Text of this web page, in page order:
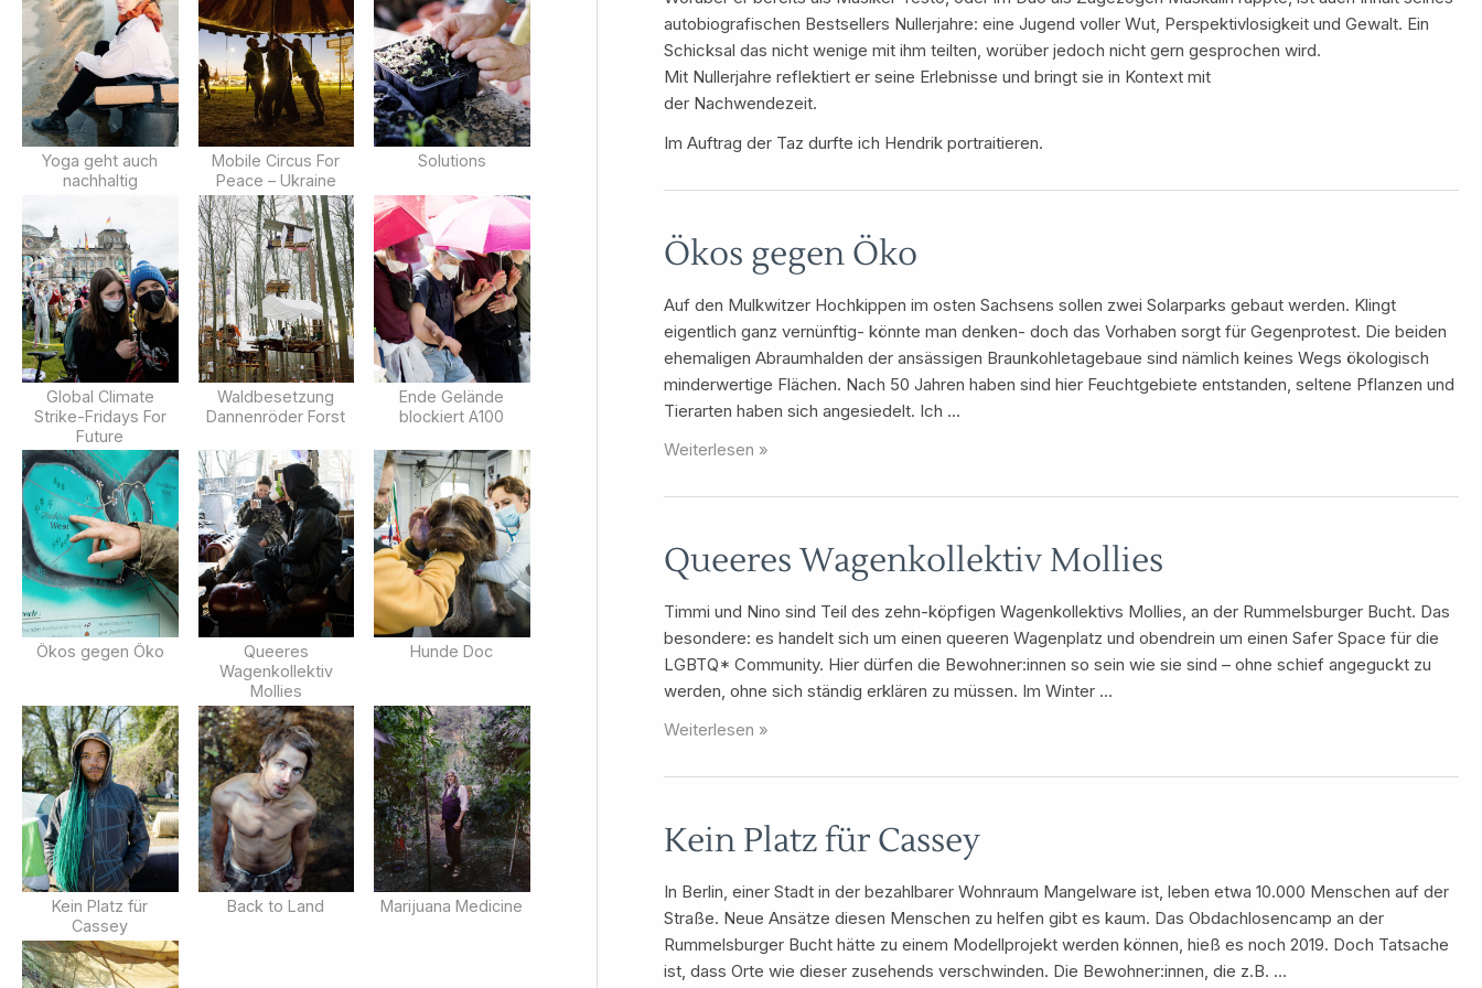
Yoga geht auch
nachhaltig
Mobile Circus For
Peace – Ukraine
Solutions
Global Climate
Strike-Fridays For
Future
Waldbesetzung
Dannenröder Forst
Ende Gelände
blockiert A100
Ökos gegen Öko
Queeres
Wagenkollektiv
Mollies
Hunde Doc
Kein Platz für
Cassey
Back to Land Marijuana Medicine
autobiografischen Bestsellers Nullerjahre: eine Jugend voller Wut, Perspektivlosigkeit und Gewalt. Ein
Schicksal das nicht wenige mit ihm teilten, worüber jedoch nicht gern gesprochen wird.
Mit Nullerjahre reflektiert er seine Erlebnisse und bringt sie in Kontext mit
der Nachwendezeit.
Im Auftrag der Taz durfte ich Hendrik portraitieren.
Ökos gegen Öko
Auf den Mulkwitzer Hochkippen im osten Sachsens sollen zwei Solarparks gebaut werden. Klingt
eigentlich ganz vernünftig- könnte man denken- doch das Vorhaben sorgt für Gegenprotest. Die beiden
ehemaligen Abraumhalden der ansässigen Braunkohletagebaue sind nämlich keines Wegs ökologisch
minderwertige Flächen. Nach 50 Jahren haben sind hier Feuchtgebiete entstanden, seltene Pflanzen und
Tierarten haben sich angesiedelt. Ich …
Ökos
Öko
Weiterlesen »
Queeres Wagenkollektiv Mollies
Timmi und Nino sind Teil des zehn-köpfigen Wagenkollektivs Mollies, an der Rummelsburger Bucht. Das
besondere: es handelt sich um einen queeren Wagenplatz und obendrein um einen Safer Space für die
LGBTQ* Community. Hier dürfen die Bewohner:innen so sein wie sie sind – ohne schief angeguckt zu
werden, ohne sich ständig erklären zu müssen. Im Winter …
Queeres
Mollies
Weiterlesen »
Kein Platz für Cassey
In Berlin, einer Stadt in der bezahlbarer Wohnraum Mangelware ist, leben etwa 10.000 Menschen auf der
Straße. Neue Ansätze diesen Menschen zu helfen gibt es kaum. Das Obdachlosencamp an der
Rummelsburger Bucht hätte zu einem Modellprojekt werden können, hieß es noch 2019. Doch Tatsache
ist, dass Orte wie dieser zusehends verschwinden. Die Bewohner:innen, die z.B. …